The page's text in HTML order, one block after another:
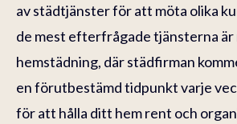
av städtjänster för att möta olika
de mest efterfrågade tjänsterna
hemstädning, där städfirman
en förutbestämd tidpunkt varje
för att hålla ditt hem rent och